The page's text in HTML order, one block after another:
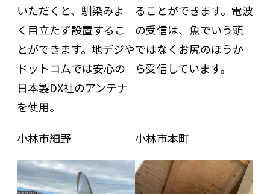
いただくと、馴染みよ
く目立たず設置するこ
とができます。地デジや
ドットコムでは安心の
日本製DX社のアンテナ
を使用。
ることができます。電波
の受信は、魚でいう頭
ではなくお尻のほうか
ら受信しています。
小林市細野 小林市本町